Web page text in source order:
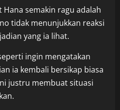
semakin ragu adalah
tidak menunjukkan reaksi
yang ia lihat.
ingin mengatakan
ia kembali bersikap biasa
justru membuat situasi